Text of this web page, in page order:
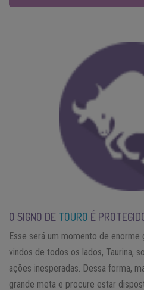
O SIGNO DE TOURO É
Esse será um momento de
vindos de todos os lados, Taurina,
ações inesperadas. Dessa forma,
grande meta e procure estar